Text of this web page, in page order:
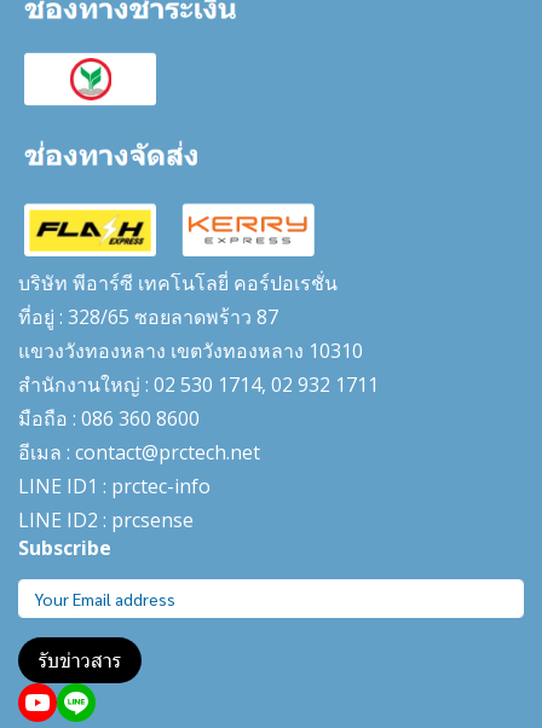
บริษัท พีอาร์ซี เทคโนโลยี่ คอร์ปอเรชั่น
ที่อยู่ : 328/65 ซอยลาดพร้าว 87
แขวงวังทองหลาง เขตวังทองหลาง 10310
สำนักงานใหญ่ : 02 530 1714, 02 932 1711
มือถือ : 086 360 8600
อีเมล : contact@prctech.net
LINE ID1 : prctec-info
LINE ID2 : prcsense
Subscribe
รับข่าวสาร